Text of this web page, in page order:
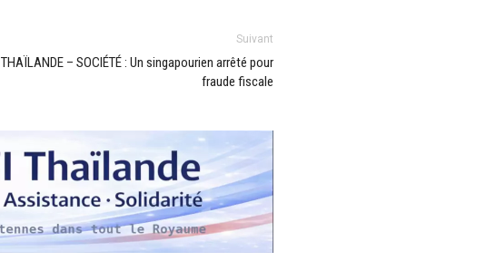
Suivant
THAÏLANDE – SOCIÉTÉ : Un singapourien arrêté pour
fraude fiscale